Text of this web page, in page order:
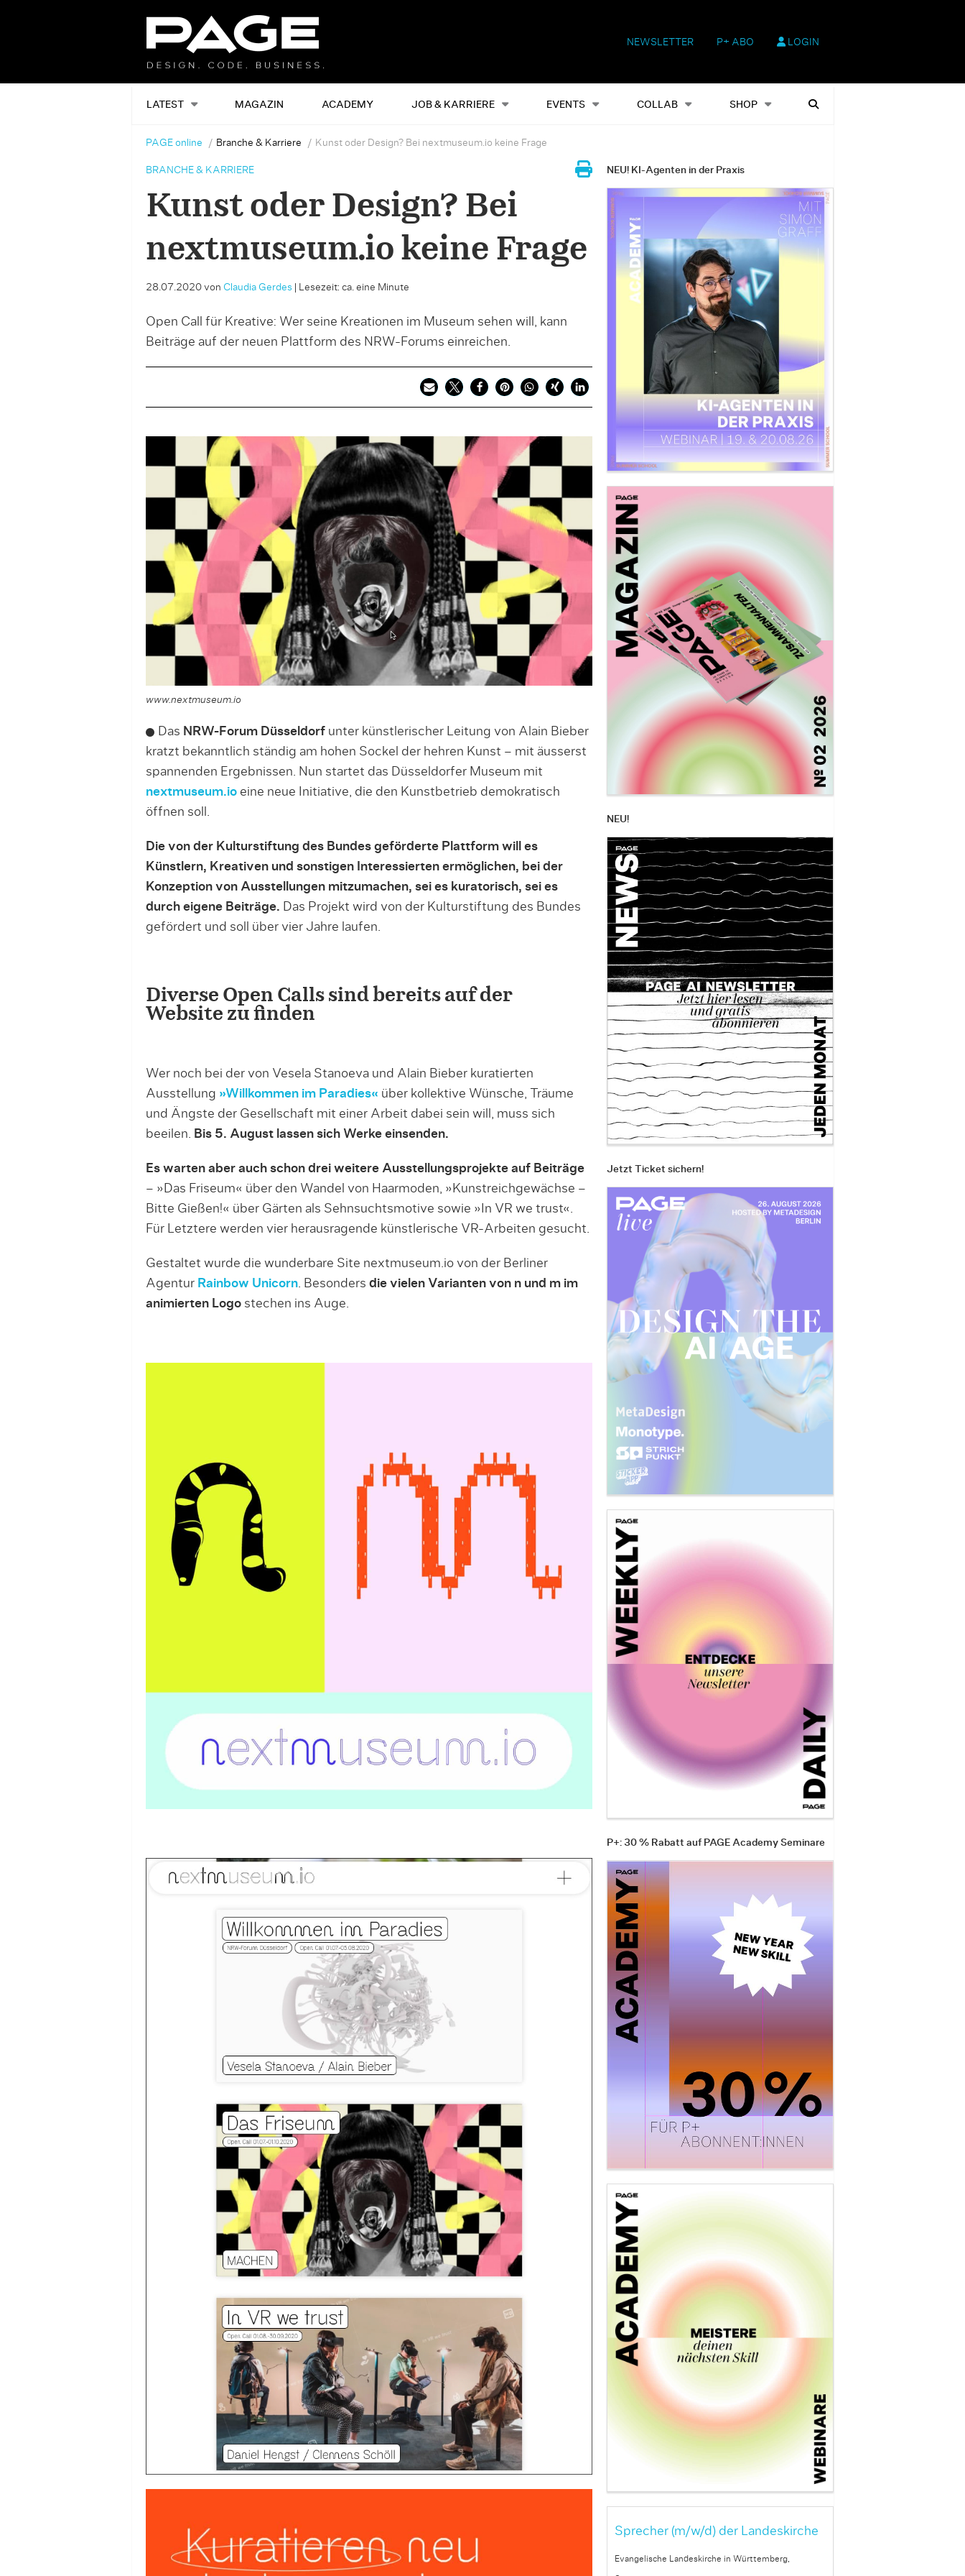
NEWSLETTER P+ ABO LOGIN
LATEST MAGAZIN ACADEMY JOB & KARRIERE EVENTS COLLAB SHOP
Alles Events Shop Heftausgaben Suchen
PAGE online Branche & Karriere Kunst oder Design? Bei nextmuseum.io keine Frage
BRANCHE & KARRIERE
Kunst oder Design? Bei
nextmuseum.io keine Frage
28.07.2020 von Claudia Gerdes Lesezeit: ca. eine Minute
Open Call für Kreative: Wer seine Kreationen im Museum sehen will, kann
Beiträge auf der neuen Plattform des NRW-Forums einreichen.
www.nextmuseum.io
Das NRW-Forum Düsseldorfunter künstlerischer Leitung von Alain Bieber
kratzt bekanntlich ständig am hohen Sockel der hehren Kunst – mit äusserst
spannenden Ergebnissen. Nun startet das Düsseldorfer Museum mit
nextmuseum.ioeine neue Initiative, die den Kunstbetrieb demokratisch
öffnen soll.
Die von der Kulturstiftung des Bundes geförderte Plattform will es
Künstlern, Kreativen und sonstigen Interessierten ermöglichen, bei der
Konzeption von Ausstellungen mitzumachen, sei es kuratorisch, sei es
durch eigene Beiträge. Das Projekt wird von der Kulturstiftung des Bundes
gefördert und soll über vier Jahre laufen.
Diverse Open Calls sind bereits auf der
Website zu finden
Wer noch bei der von Vesela Stanoeva und Alain Bieber kuratierten
Ausstellung »Willkommen im Paradies« über kollektive Wünsche, Träume
und Ängste der Gesellschaft mit einer Arbeit dabei sein will, muss sich
beeilen. Bis 5. August lassen sich Werke einsenden.
Es warten aber auch schon drei weitere Ausstellungsprojekte auf Beiträge
– »Das Friseum« über den Wandel von Haarmoden, »Kunstreichgewächse –
Bitte Gießen!« über Gärten als Sehnsuchtsmotive sowie »In VR we trust«.
Für Letztere werden vier herausragende künstlerische VR-Arbeiten gesucht.
Gestaltet wurde die wunderbare Site nextmuseum.io von der Berliner
Agentur Rainbow Unicorn. Besonders die vielen Varianten von n und m im
animierten Logostechen ins Auge.
NEU! KI-Agenten in der Praxis
NEU!
Jetzt Ticket sichern!
P+: 30 % Rabatt auf PAGE Academy Seminare
Sprecher (m/w/d) der Landeskirche
Evangelische Landeskirche in Württemberg,